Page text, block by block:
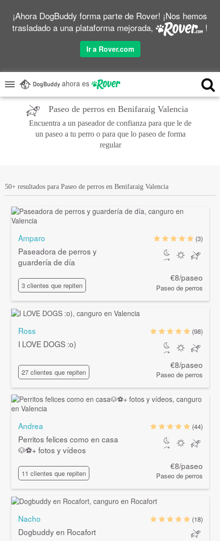
¡Ahora DogBuddy forma parte de Rover! ¡Nos hemos
trasladado a una plataforma mejorada,
!
Ir a Rover.com
ahora es
Paseo de perros en Benifaraig Valencia
Encuentra a un paseador de confianza para que le de
un paseo a tu perro o para que lo paseo de forma
regular
50+ resultados para Paseo de perros en Benifaraig Valencia
Amparo
Paseadora de perros y
guardería de día
3 clientes que repiten
(3)
€8/paseo
Paseo de perros
Ross
I LOVE DOGS :o)
27 clientes que repiten
(98)
€8/paseo
Paseo de perros
Andrea
Perritos felices como en casa
🐶⚽+ fotos y vídeos
11 clientes que repiten
(44)
€8/paseo
Paseo de perros
Nacho
Dogbuddy en Rocafort
(18)